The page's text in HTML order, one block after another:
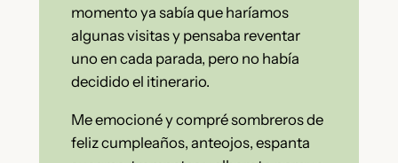
momento ya sabía que haríamos
algunas visitas y pensaba reventar
uno en cada parada, pero no había
decidido el itinerario.
Me emocioné y compré sombreros de
feliz cumpleaños, anteojos, espanta